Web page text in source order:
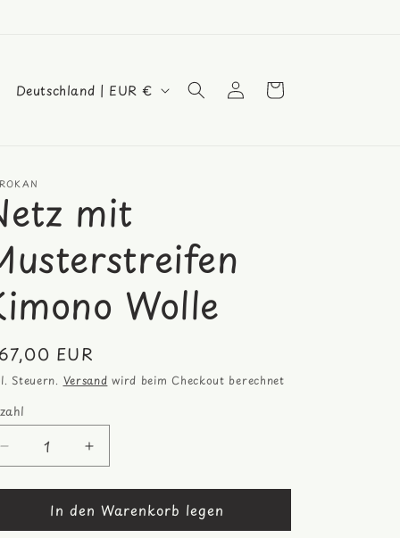
L
/
R
e
g
i
n
Deutschland | EUR € EinloggenWarenkorb
mit
Wolle
EUR
Steuern. Versand wird beim Checkout berechnet
Verringere
die
Menge
Netz
Erhöhe
die
Menge
für
Netz
In den Warenkorb legen